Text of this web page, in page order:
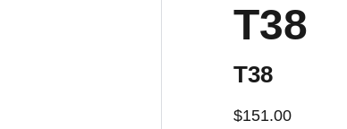
T38
T38
$151.00